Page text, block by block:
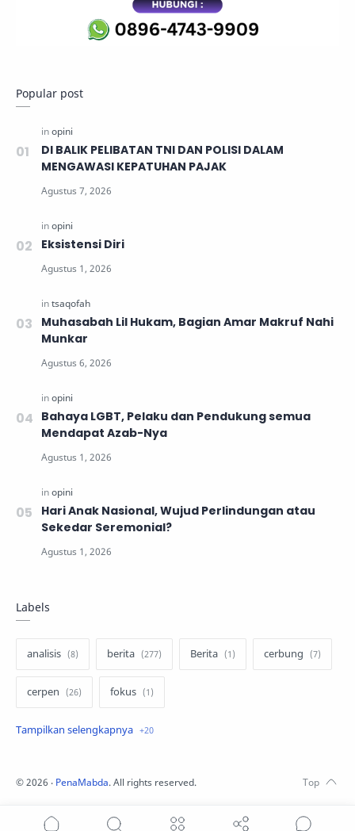
Popular post
DI BALIK PELIBATAN TNI DAN POLISI DALAM
MENGAWASI KEPATUHAN PAJAK
Eksistensi Diri
Muhasabah Lil Hukam, Bagian Amar Makruf Nahi
Munkar
Bahaya LGBT, Pelaku dan Pendukung semua
Mendapat Azab-Nya
Hari Anak Nasional, Wujud Perlindungan atau
Sekedar Seremonial?
Labels
analisis berita Berita cerbung
cerpen fokus
hukum internasional
©2026 ‧ PenaMabda. All rights reserved.